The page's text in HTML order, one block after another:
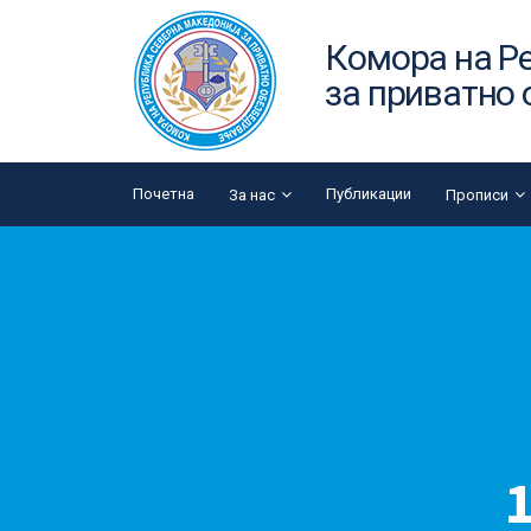
Комора на
за приватно
Почетна За нас Публикации Прописи